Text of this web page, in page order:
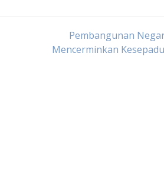
Pembangunan
Mencerminkan